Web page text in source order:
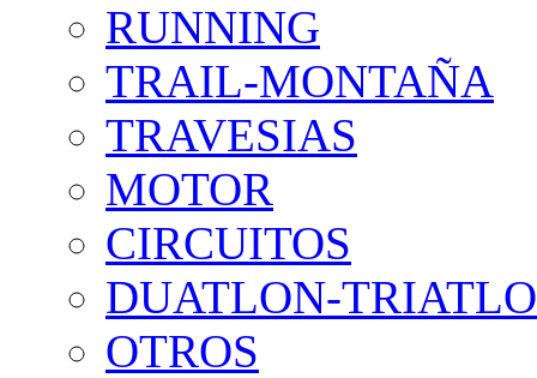
RUNNING
TRAIL-MONTAÑA
TRAVESIAS
MOTOR
CIRCUITOS
DUATLON-
OTROS